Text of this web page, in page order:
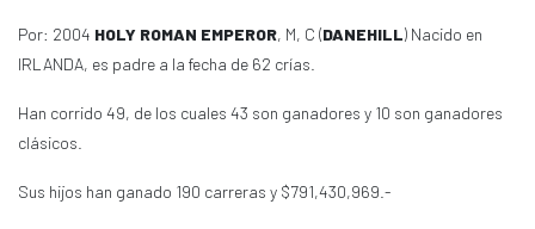
Por: 2004 HOLY ROMAN EMPEROR, M, C (DANEHILL) Nacido en
IRLANDA, es padre a la fecha de 62 crías.
Han corrido 49, de los cuales 43 son ganadores y 10 son ganadores
clásicos.
Sus hijos han ganado 190 carreras y $791,430,969.-